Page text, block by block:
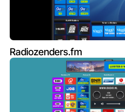
Radiozenders.fm